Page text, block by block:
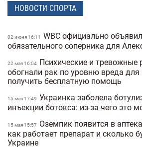
НОВОСТИ СПОРТА
02 июня 16:11
WBC официально
обязательного соперника для
22 мая 16:04
Психические и тревожные
обогнали рак по уровню вреда для
получить бесплатную помощь
15 мая 17:49 Украинка заболела
инъекции ботокса: из-за чего это
15 мая 15:57
Оземпик появится в
как работает препарат и сколько
Украине